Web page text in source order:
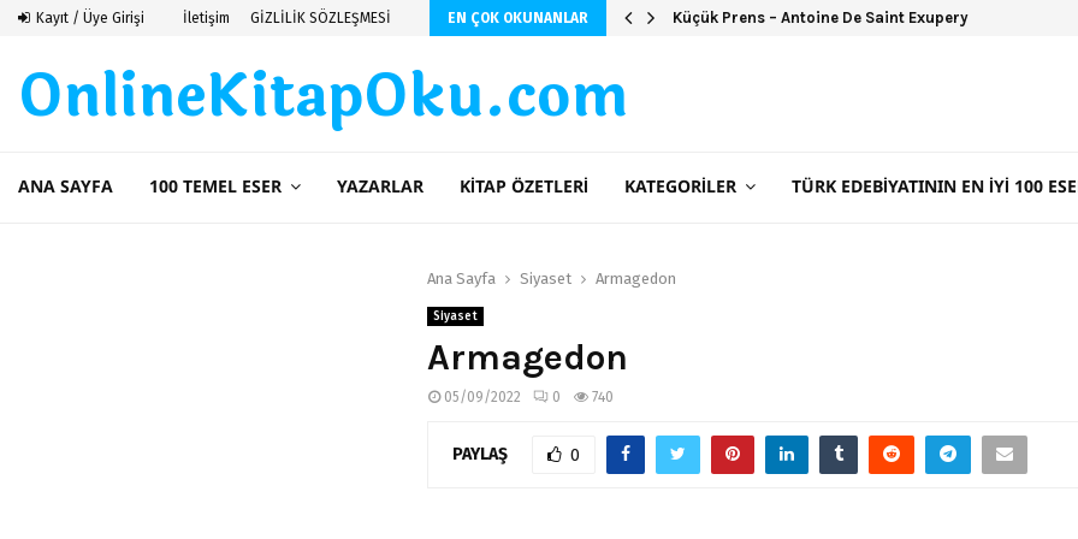
Kayıt / Üye Girişi İletişim GİZLİLİK SÖZLEŞMESİ EN ÇOK OKUNANLAR
Saint Exupery Şeker Portakalı (Ciltsiz)
OnlineKitapOku.com
ANA SAYFA 100 TEMEL ESER YAZARLAR KITAP ÖZETLERI KATEGORILER TÜRK EDEBIYATININ EN İYI 100
Ana Sayfa Siyaset Armagedon
Siyaset
Armagedon
05/09/2022 0 740
PAYLAŞ 0